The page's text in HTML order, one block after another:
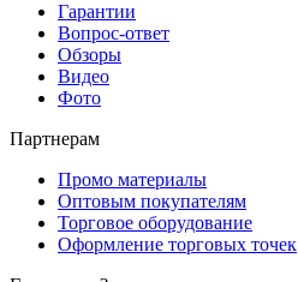
Гарантии
Вопрос-ответ
Обзоры
Видео
Фото
Партнерам
Промо материалы
Оптовым покупателям
Торговое оборудование
Оформление торговых точек